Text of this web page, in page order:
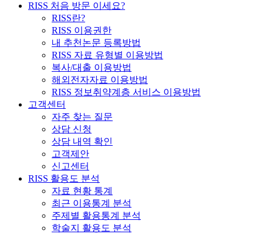
RISS 처음 방문 이세요?
RISS란?
RISS 이용권한
내 추천논문 등록방법
RISS 자료 유형별 이용방법
복사/대출 이용방법
해외전자자료 이용방법
RISS 정보취약계층 서비스 이용방법
고객센터
자주 찾는 질문
상담 신청
상담 내역 확인
고객제안
신고센터
RISS 활용도 분석
자료 현황 통계
최근 이용통계 분석
주제별 활용통계 분석
학술지 활용도 분석